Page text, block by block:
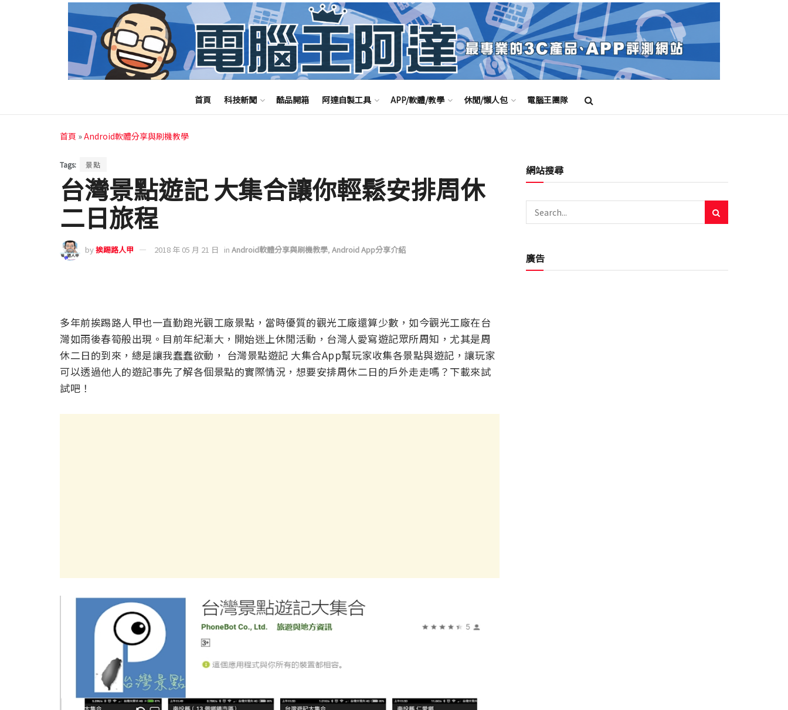
首頁 科技新聞 酷品開箱 阿達自製工具 APP/軟體/教學 休閒/懶人包 電腦王團隊
首頁 »Android軟體分享與刷機教學
Tags: 景點
台灣景點遊記 大集合讓你輕鬆安排周休
二日旅程
by挨踢路人甲 2018 年 05 月 21 日 in Android軟體分享與刷機教學, Android App分享介紹
多年前挨踢路人甲也一直勤跑光觀工廠景點，當時優質的觀光工廠還算少數，如今觀光工廠在台
灣如雨後春筍般出現。目前年紀漸大，開始迷上休閒活動，台灣人愛寫遊記眾所周知，尤其是周
休二日的到來，總是讓我蠢蠢欲動， 台灣景點遊記 大集合App幫玩家收集各景點與遊記，讓玩家
可以透過他人的遊記事先了解各個景點的實際情況，想要安排周休二日的戶外走走嗎？下載來試
試吧！
網站搜尋
廣告